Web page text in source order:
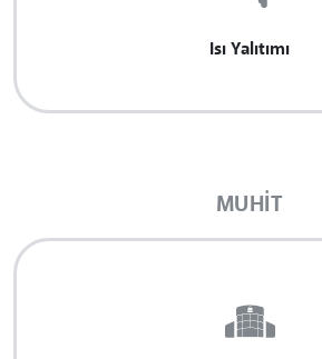
Isı Yalıtımı
MUHIT